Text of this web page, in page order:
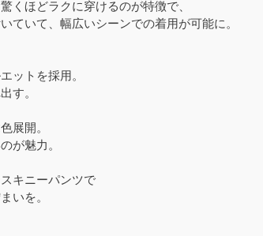
くほどラクに穿けるのが特徴で、
ていて、幅広いシーンでの着用が可能に。
ットを採用。
す。
展開。
が魅力。
キニーパンツで
いを。